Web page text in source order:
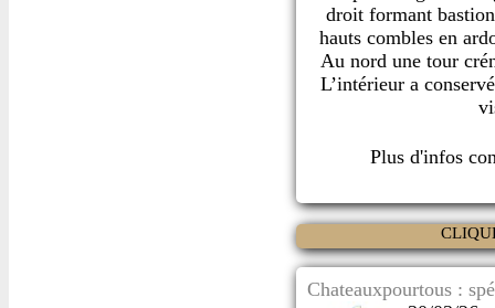
droit formant
hauts combles en
Au nord une tour
L’intérieur a
Plus d'infos
Chateauxpourtous :